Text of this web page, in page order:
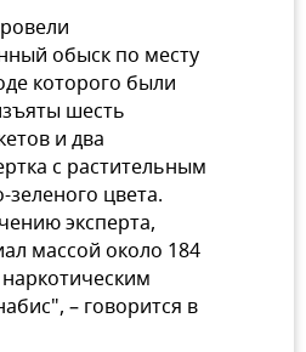
обыск по месту
которого были
шесть
и два
с растительным
цвета.
эксперта,
массой около 184
– говорится в